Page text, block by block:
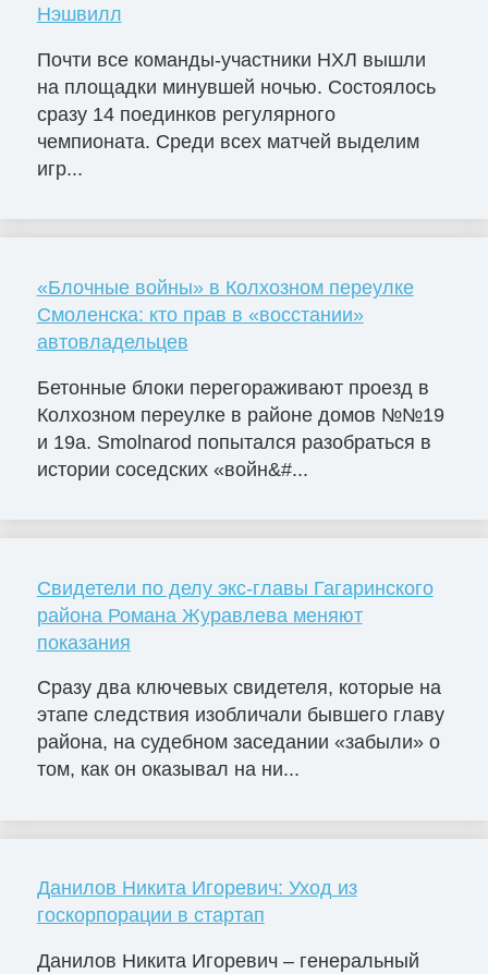
Нэшвилл
Почти все команды-участники НХЛ вышли
на площадки минувшей ночью. Состоялось
сразу 14 поединков регулярного
чемпионата. Среди всех матчей выделим
игр...
«Блочные войны» в Колхозном переулке
Смоленска: кто прав в «восстании»
автовладельцев
Бетонные блоки перегораживают проезд в
Колхозном переулке в районе домов №№19
и 19а. Smolnarod попытался разобраться в
истории соседских «войн&#...
Свидетели по делу экс-главы Гагаринского
района Романа Журавлева меняют
показания
Сразу два ключевых свидетеля, которые на
этапе следствия изобличали бывшего главу
района, на судебном заседании «забыли» о
том, как он оказывал на ни...
Данилов Никита Игоревич: Уход из
госкорпорации в стартап
Данилов Никита Игоревич – генеральный